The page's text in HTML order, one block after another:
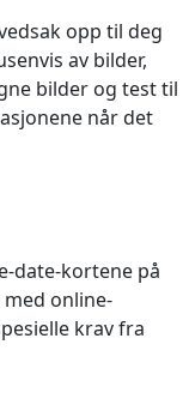
opp til deg
av bilder,
bilder og test til
når det
date-kortene på
online-
krav fra